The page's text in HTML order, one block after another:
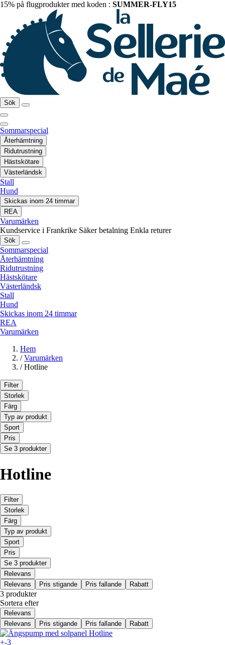
15% på flugprodukter med koden : SUMMER-FLY15
Sök
Sommarspecial
Återhämtning
Ridutrustning
Hästskötare
Västerländsk
Stall
Hund
Skickas inom 24 timmar
REA
Varumärken
Kundservice i Frankrike Säker betalning Enkla returer
Sök
Sommarspecial
Återhämtning
Ridutrustning
Hästskötare
Västerländsk
Stall
Hund
Skickas inom 24 timmar
REA
Varumärken
Hem
/ Varumärken
/ Hotline
Filter
Storlek
Färg
Typ av produkt
Sport
Pris
Se 3 produkter
Hotline
Filter
Storlek
Färg
Typ av produkt
Sport
Pris
Se 3 produkter
Relevans
Relevans
Pris stigande Pris fallande Rabatt
3 produkter
Sortera efter
Relevans
Relevans
Pris stigande Pris fallande Rabatt
+-3